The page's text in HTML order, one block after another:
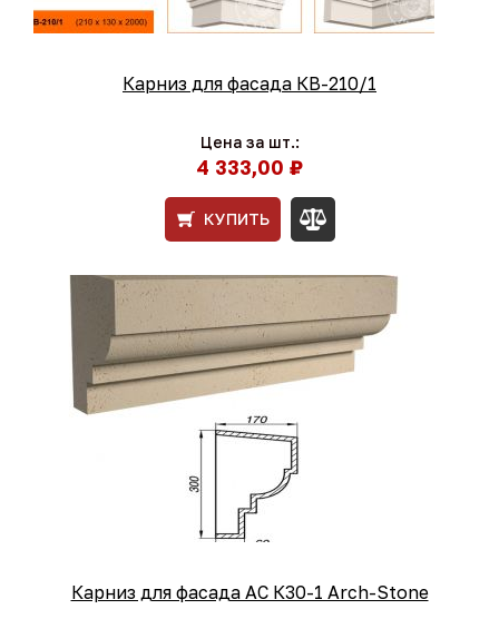
Карниз для фасада КВ-210/1
Цена за шт.:
4 333,00 ₽
КУПИТЬ
Карниз для фасада АС К30-1 Arch-Stone